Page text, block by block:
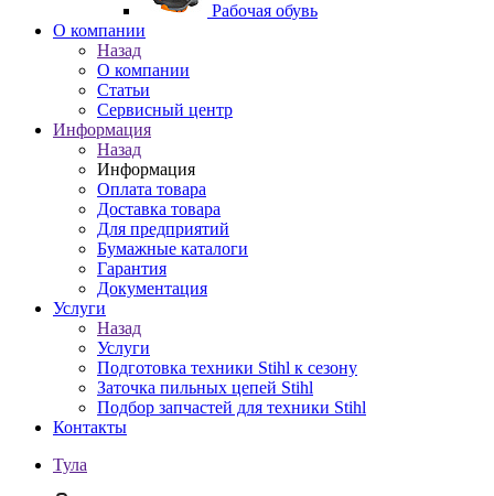
Рабочая обувь
O компании
Назад
O компании
Статьи
Сервисный центр
Информация
Назад
Информация
Оплата товара
Доставка товара
Для предприятий
Бумажные каталоги
Гарантия
Документация
Услуги
Назад
Услуги
Подготовка техники Stihl к сезону
Заточка пильных цепей Stihl
Подбор запчастей для техники Stihl
Контакты
Тула